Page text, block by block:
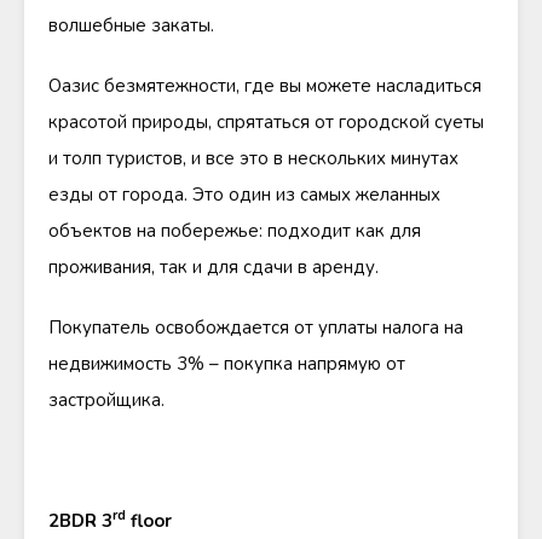
волшебные закаты.
Оазис безмятежности, где вы можете насладиться
красотой природы, спрятаться от городской суеты
и толп туристов, и все это в нескольких минутах
езды от города. Это один из самых желанных
объектов на побережье: подходит как для
проживания, так и для сдачи в аренду.
Покупатель освобождается от уплаты налога на
недвижимость 3% – покупка напрямую от
застройщика.
2BDR 3rd floor